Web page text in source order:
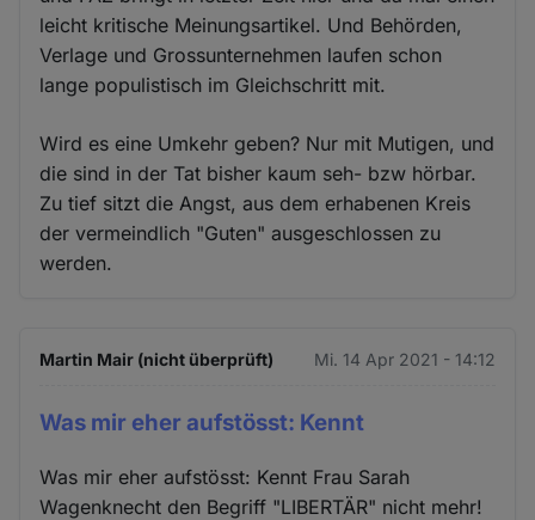
leicht kritische Meinungsartikel. Und Behörden,
Verlage und Grossunternehmen laufen schon
lange populistisch im Gleichschritt mit.
Wird es eine Umkehr geben? Nur mit Mutigen, und
die sind in der Tat bisher kaum seh- bzw hörbar.
Zu tief sitzt die Angst, aus dem erhabenen Kreis
der vermeindlich "Guten" ausgeschlossen zu
werden.
Martin Mair (nicht überprüft) Mi. 14 Apr 2021 - 14:12
Was mir eher aufstösst: Kennt
Was mir eher aufstösst: Kennt Frau Sarah
Wagenknecht den Begriff "LIBERTÄR" nicht mehr!